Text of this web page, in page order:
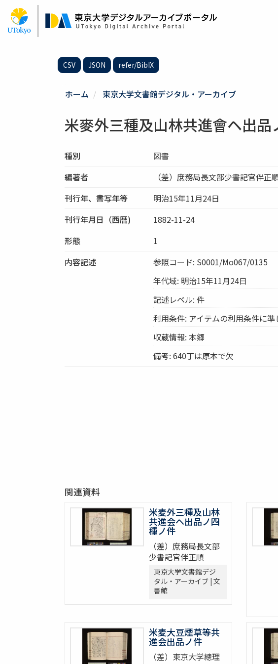
ン
CSV JSON refer/BibIX
ホーム 東京大学文書館デジタル・アーカイブ
米麥外三種及山林共進會ヘ出品
種別
図書
編著者
（差）庶務局長文部少書記官伴
刊行年、書写年等
明治15年11月24日
刊行年月日（西暦)
1882-11-24
形態
1
内容記述
参照コード: S0001/Mo067/0135
年代域: 明治15年11月24日
記述レベル: 件
利用条件: アイテムの利用条件に準
収蔵情報: 本郷
備考: 640丁は原本で欠
関連資料
米麦外三種及山林
共進会ヘ出品ノ四
種ノ件
（差）庶務局長文部
少書記官伴正順
東京大学文書館デジ
タル・アーカイブ | 文
書館
米麦大豆煙草等共
進会出品ノ件
（差）東京大学總理